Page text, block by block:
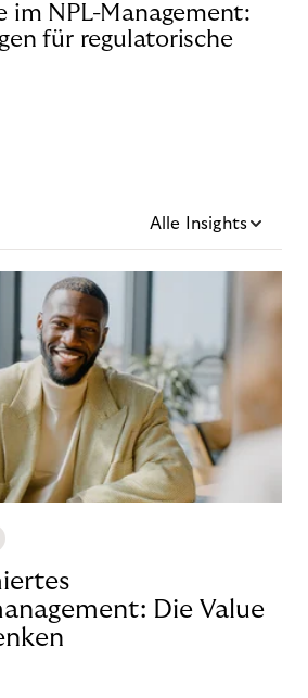
im NPL-Management:
für regulatorische
Alle Insights
Die Value